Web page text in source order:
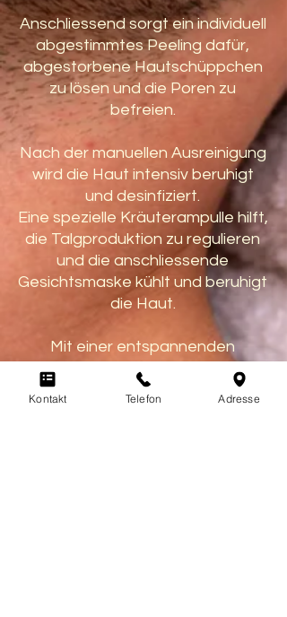
Anschliessend sorgt ein individuell
abgestimmtes Peeling dafür,
abgestorbene Hautschüppchen
zu lösen und die Poren zu
befreien.
Nach der manuellen Ausreinigung
wird die Haut intensiv beruhigt
und desinfiziert.
Eine spezielle Kräuterampulle hilft,
die Talgproduktion zu regulieren
und die anschliessende
Gesichtsmaske kühlt und beruhigt
die Haut.
Mit einer entspannenden
Nackenmassage wird diese
Behandlung angenehm
Kontakt Telefon Adresse